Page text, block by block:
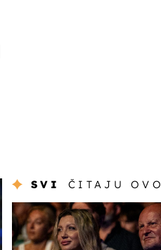
SVI ČITAJU OVO